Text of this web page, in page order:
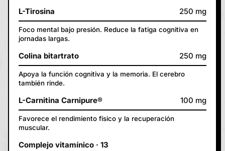
L-Tirosina 250 mg
Foco mental bajo presión. Reduce la fatiga cognitiva en
jornadas largas.
Colina bitartrato 250 mg
Apoya la función cognitiva y la memoria. El cerebro
también rinde.
L-Carnitina Carnipure® 100 mg
Favorece el rendimiento físico y la recuperación
muscular.
Complejo vitamínico · 13